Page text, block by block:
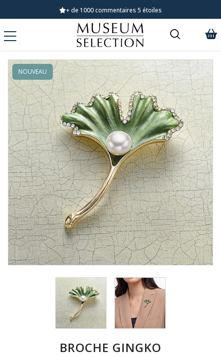
+ de 1000 commentaires 5 étoiles
NOUVEAU
BROCHE GINGKO